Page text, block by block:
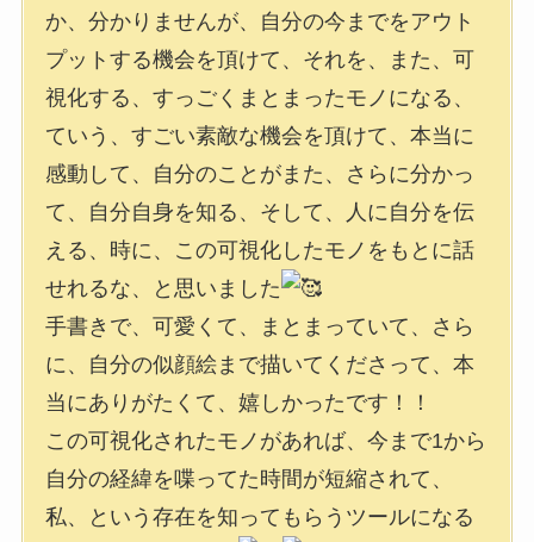
か、分かりませんが、自分の今までをアウト
プットする機会を頂けて、それを、また、可
視化する、すっごくまとまったモノになる、
ていう、すごい素敵な機会を頂けて、本当に
感動して、自分のことがまた、さらに分かっ
て、自分自身を知る、そして、人に自分を伝
える、時に、この可視化したモノをもとに話
せれるな、と思いました
手書きで、可愛くて、まとまっていて、さら
に、自分の似顔絵まで描いてくださって、本
当にありがたくて、嬉しかったです！！
この可視化されたモノがあれば、今まで1から
自分の経緯を喋ってた時間が短縮されて、
私、という存在を知ってもらうツールになる